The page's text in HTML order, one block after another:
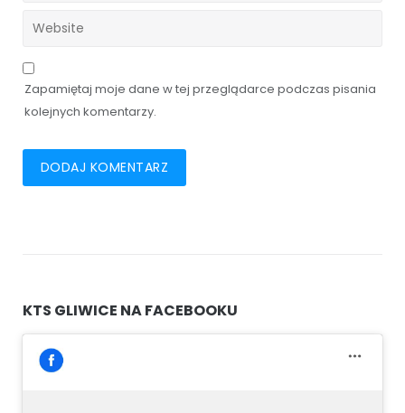
Zapamiętaj moje dane w tej przeglądarce podczas pisania
kolejnych komentarzy.
KTS GLIWICE NA FACEBOOKU